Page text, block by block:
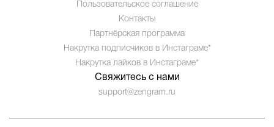
Пользовательское соглашение
Контакты
Партнёрская программа
Накрутка подписчиков в Инстаграме*
Накрутка лайков в Инстаграме*
Свяжитесь с нами
support@zengram.ru